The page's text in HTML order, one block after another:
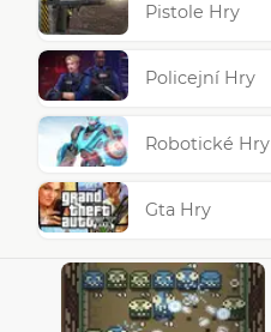
Pistole Hry
Policejní Hry
Robotické Hry
Gta Hry